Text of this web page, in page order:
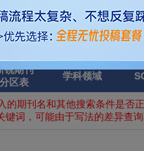
锐期刊
分区表
学科领域
的期刊名和其他搜索条件是否
键词，可能由于写法的差异查